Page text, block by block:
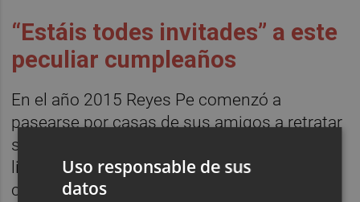
“Estáis todes invitades” a este
peculiar cumpleaños
En el año 2015 Reyes Pe comenzó a
pasearse por casas de sus amigos a retratar
sus cumpleaños, con ello conformó un foto
libro en el que hacía una recopilación de las
celebraciones, pero ahí ya sabía que este
Uso responsable de sus
datos